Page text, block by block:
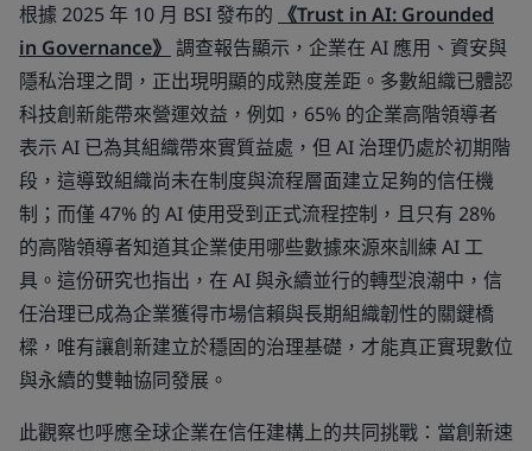
根據 2025 年 10 月 BSI 發布的 《Trust in AI: Grounded
in Governance》 調查報告顯示，企業在 AI 應用、資安與
隱私治理之間，正出現明顯的成熟度差距。多數組織已體認
科技創新能帶來營運效益，例如，65% 的企業高階領導者
表示 AI 已為其組織帶來實質益處，但 AI 治理仍處於初期階
段，這導致組織尚未在制度與流程層面建立足夠的信任機
制；而僅 47% 的 AI 使用受到正式流程控制，且只有 28%
的高階領導者知道其企業使用哪些數據來源來訓練 AI 工
具。這份研究也指出，在 AI 與永續並行的轉型浪潮中，信
任治理已成為企業獲得市場信賴與長期組織韌性的關鍵橋
樑，唯有讓創新建立於穩固的治理基礎，才能真正實現數位
與永續的雙軸協同發展。
此觀察也呼應全球企業在信任建構上的共同挑戰：當創新速